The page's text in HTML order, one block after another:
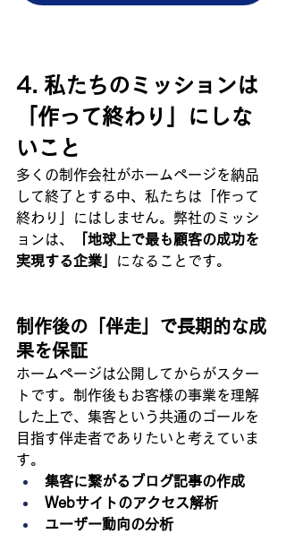
4. 私たちのミッションは
「作って終わり」にしな
いこと
多くの制作会社がホームページを納品
して終了とする中、私たちは「作って
終わり」にはしません。弊社のミッシ
ョンは、
「地球上で最も顧客の成功を
実現する企業」
になることです。
制作後の「伴走」で長期的な成
果を保証
ホームページは公開してからがスター
トです。制作後もお客様の事業を理解
した上で、集客という共通のゴールを
目指す伴走者でありたいと考えていま
す。
集客に繋がるブログ記事の作成
Webサイトのアクセス解析
ユーザー動向の分析